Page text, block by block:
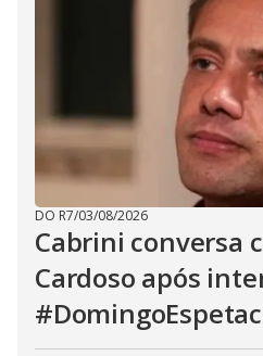
DO R7/03/08/2026
Cabrini conversa
Cardoso após